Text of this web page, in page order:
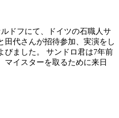
ドフにて、ドイツの石職人サ
田代さんが招待参加、実演をし
びました。 サンドロ君は7年前
マイスターを取るために来日